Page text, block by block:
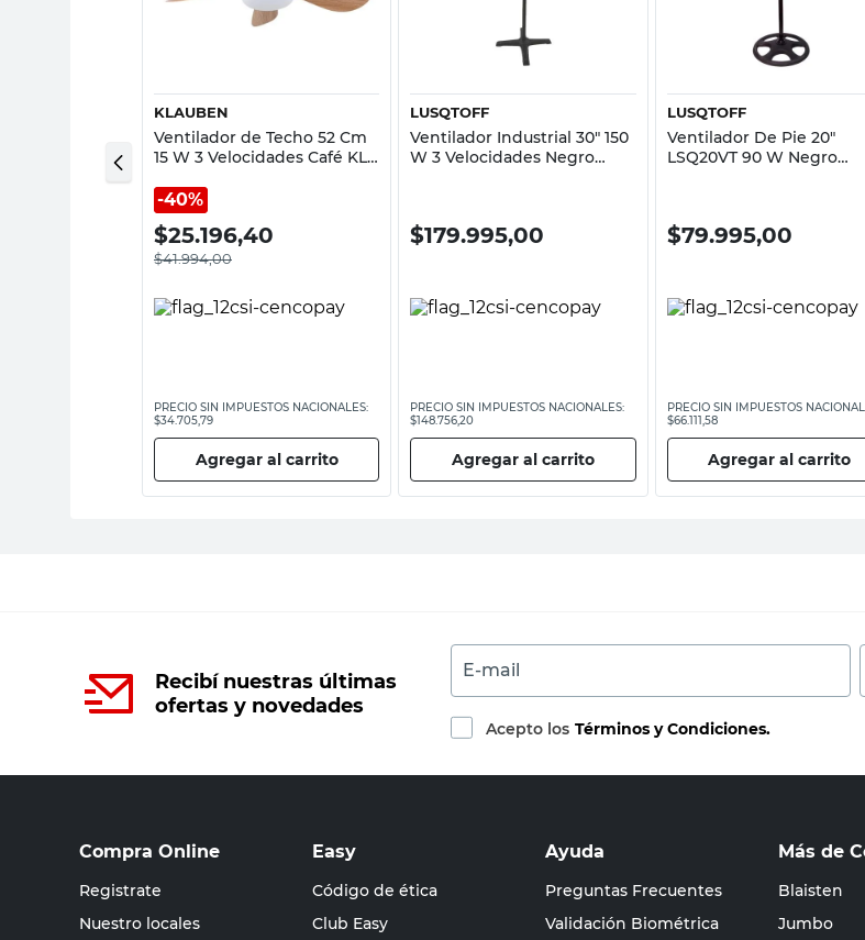
Vista rápida
KLAUBEN
Ventilador de Techo 52 Cm
15 W 3 Velocidades Café KL-
40%
$25.196,40
$41.994,00
PRECIO SIN IMPUESTOS NACIONALES:
$34.705,79
Agregar al carrito
Vista rápida
LUSQTOFF
Ventilador Industrial 30" 150
W 3 Velocidades Negro
$179.995,00
PRECIO SIN IMPUESTOS NACIONALES:
$148.756,20
Agregar al carrito
Vista rápida
LUSQTOFF
Ventilador De Pie 20"
LSQ20VT 90 W Negro
$79.995,00
PRECIO SIN IMPUESTOS
$66.111,58
Agregar al carrito
Recibí nuestras últimas
ofertas y novedades
E-mail
Acepto los Términos y Condiciones.
Compra Online
Registrate
Nuestro locales
Easy
Código de ética
Club Easy
Ayuda
Preguntas Frecuentes
Validación Biométrica
Más de
Blaisten
Jumbo